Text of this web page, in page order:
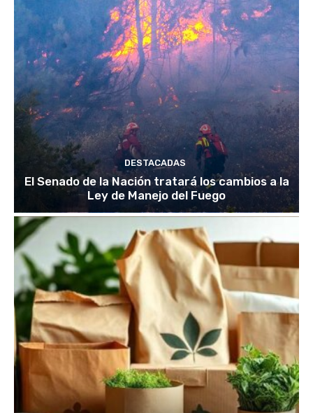
DESTACADAS
El Senado de la Nación tratará los cambios a la
Ley de Manejo del Fuego